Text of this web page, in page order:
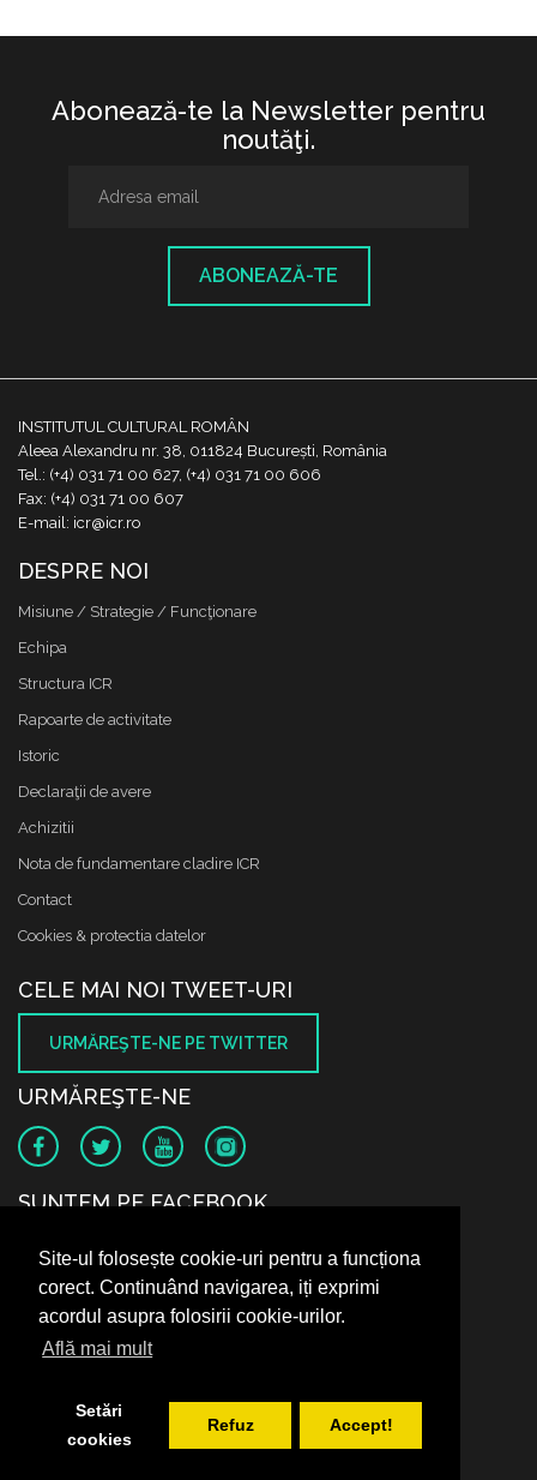
Site-ul folosește cookie-uri pentru a funcționa
corect. Continuând navigarea, iți exprimi
acordul asupra folosirii cookie-urilor.
Află mai mult
Setări
cookies
Refuz Accept!
Abonează-te la Newsletter pentru
noutăţi.
ABONEAZĂ-TE
INSTITUTUL CULTURAL ROMÂN
Aleea Alexandru nr. 38, 011824 București, România
Tel.: (+4) 031 71 00 627, (+4) 031 71 00 606
Fax: (+4) 031 71 00 607
E-mail: icr@icr.ro
DESPRE NOI
Misiune / Strategie / Funcţionare
Echipa
Structura ICR
Rapoarte de activitate
Istoric
Declaraţii de avere
Achizitii
Nota de fundamentare cladire ICR
Contact
Cookies & protectia datelor
CELE MAI NOI TWEET-URI
URMĂREŞTE-NE PE TWITTER
URMĂREŞTE-NE
SUNTEM PE FACEBOOK